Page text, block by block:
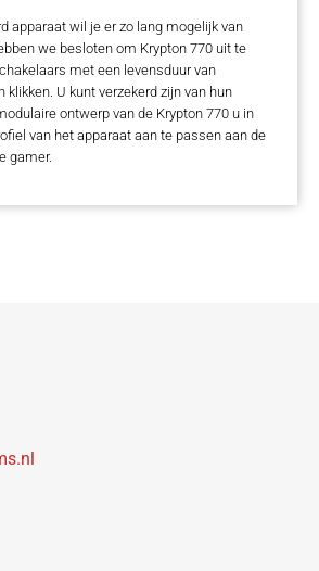
apparaat wil je er zo lang mogelijk van
we besloten om Krypton 770 uit te
met een levensduur van
U kunt verzekerd zijn van hun
ontwerp van de Krypton 770 u in
van het apparaat aan te passen aan de
gamer.